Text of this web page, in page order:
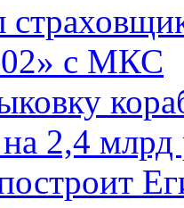
с МКС
2,4 млрд